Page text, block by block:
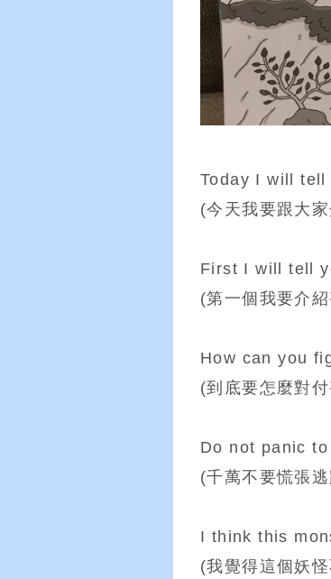
Today I will
(今天我要跟大
First I will tell
(第一個我要介
How can you
(到底要怎麼對
Do not panic
(千萬不要慌張
I think this
(我覺得這個妖